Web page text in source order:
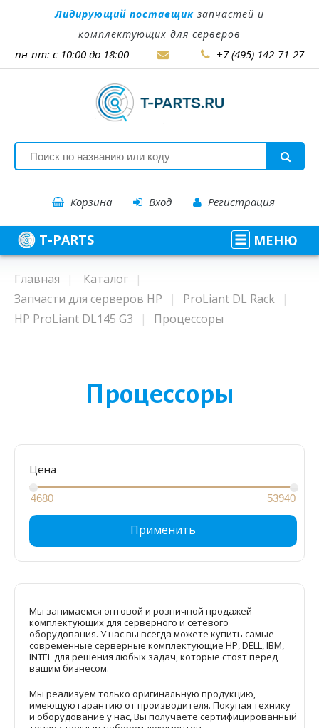
Лидирующий поставщик запчастей и
комплектующих для серверов
пн-пт: с 10:00 до 18:00 +7 (495) 142-71-27
Корзина Вход Регистрация
T-PARTS МЕНЮ
Главная
Каталог
Запчасти для серверов HP
ProLiant DL Rack
HP ProLiant DL145 G3
Процессоры
Процессоры
Цена
Применить
Мы занимаемся оптовой и розничной продажей
комплектующих для серверного и сетевого
оборудования. У нас вы всегда можете купить самые
современные серверные комплектующие HP, DELL, IBM,
INTEL для решения любых задач, которые стоят перед
вашим бизнесом.
Мы реализуем только оригинальную продукцию,
имеющую гарантию от производителя. Покупая технику
и оборудование у нас, Вы получаете сертифицированный